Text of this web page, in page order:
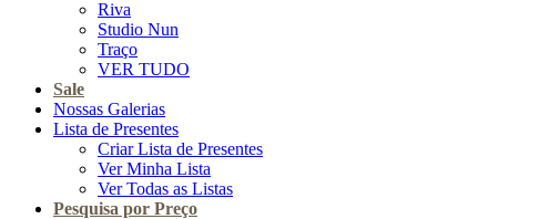
Riva
Studio Nun
Traço
VER TUDO
Sale
Nossas Galerias
Lista de Presentes
Criar Lista de Presentes
Ver Minha Lista
Ver Todas as Listas
Pesquisa por Preço